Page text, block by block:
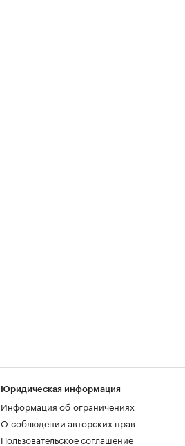
Юридическая информация
Информация об ограничениях
О соблюдении авторских прав
Пользовательское соглашение